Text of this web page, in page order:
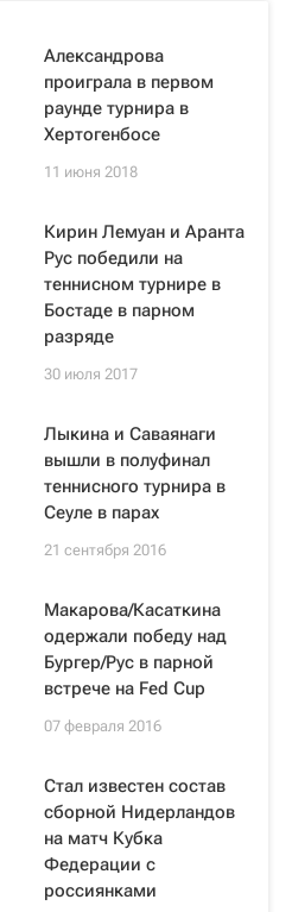
Александрова
проиграла в первом
раунде турнира в
Хертогенбосе
11 июня 2018
Кирин Лемуан и Аранта
Рус победили на
теннисном турнире в
Бостаде в парном
разряде
30 июля 2017
Лыкина и Саваянаги
вышли в полуфинал
теннисного турнира в
Сеуле в парах
21 сентября 2016
Макарова/Касаткина
одержали победу над
Бургер/Рус в парной
встрече на Fed Cup
07 февраля 2016
Стал известен состав
сборной Нидерландов
на матч Кубка
Федерации с
россиянками